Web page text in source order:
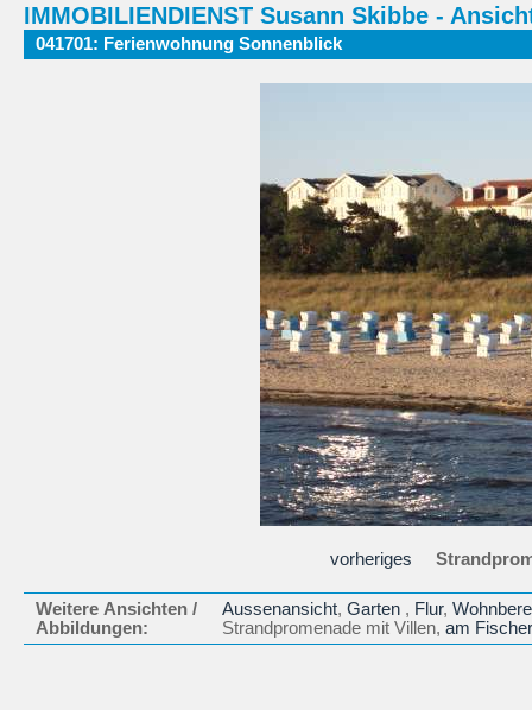
IMMOBILIENDIENST Susann Skibbe -
041701: Ferienwohnung Sonnenblick
vorheriges
Weitere Ansichten /
Abbildungen:
Aussenansicht, Garten , Flur,
Strandpromenade mit Villen, am